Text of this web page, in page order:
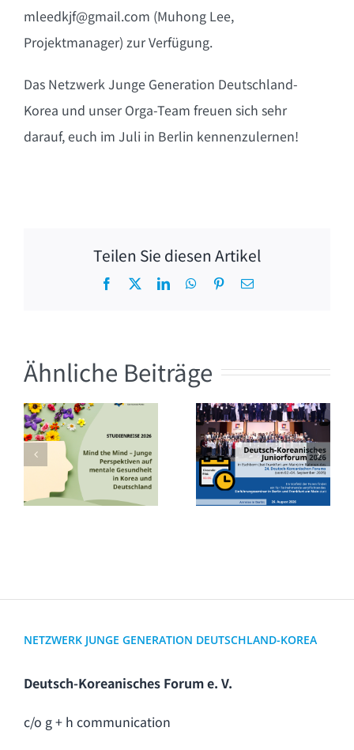
mleedkjf@gmail.com (Muhong Lee,
Projektmanager) zur Verfügung.
Das Netzwerk Junge Generation Deutschland-
Korea und unser Orga-Team freuen sich sehr
darauf, euch im Juli in Berlin kennenzulernen!
Teilen Sie diesen Artikel
Facebook LinkedInWhatsApp
Pinterest
E-
Ähnliche Beiträge
[Ausschreibung]
Studienreise
2026
[Ausschreibung]
Deutsch-
Koreanisches
Juniorforum
2026
NETZWERK JUNGE GENERATION DEUTSCHLAND-KOREA
Deutsch-Koreanisches Forum e. V.
c/o g + h communication